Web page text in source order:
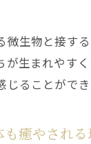
微生物と接す
が生まれやす
ることができ
癒やされる